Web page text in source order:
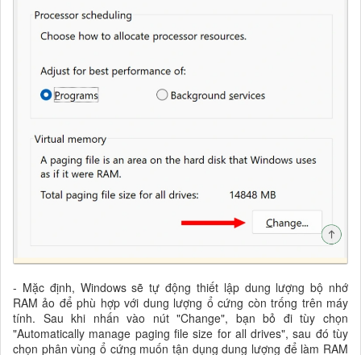
- Mặc định, Windows sẽ tự động thiết lập dung lượng bộ nhớ
RAM ảo để phù hợp với dung lượng ổ cứng còn trống trên máy
tính. Sau khi nhấn vào nút "Change", bạn bỏ đi tùy chọn
"Automatically manage paging file size for all drives", sau đó tùy
chọn phân vùng ổ cứng muốn tận dụng dung lượng để làm RAM